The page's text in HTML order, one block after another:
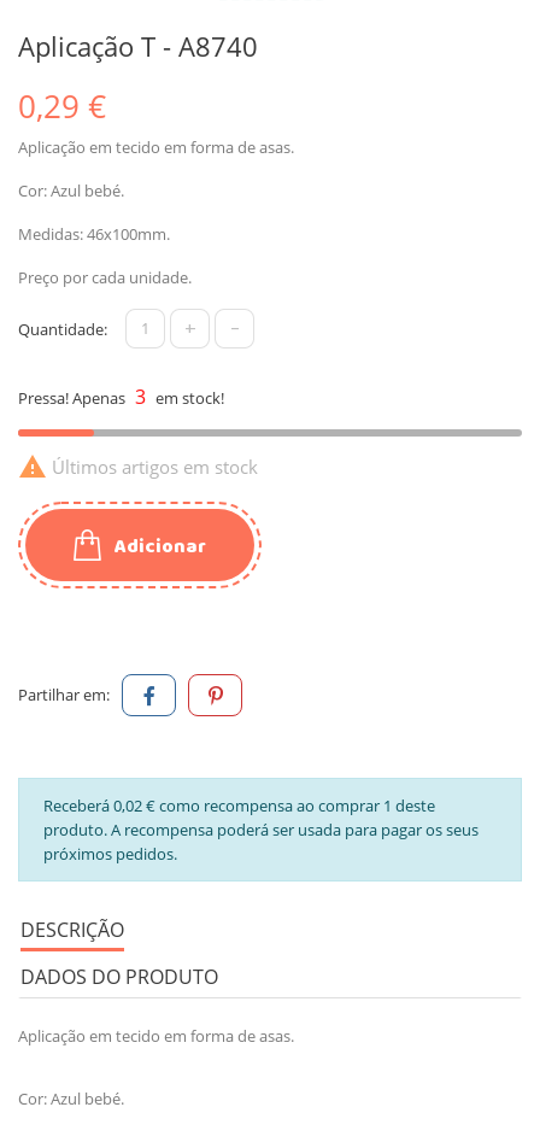
Aplicação T - A8740
0,29 €
Aplicação em tecido em forma de asas.
Cor: Azul bebé.
Medidas: 46x100mm.
Preço por cada unidade.
Quantidade: + -
Pressa! Apenas 3 em stock!
 Últimos artigos em stock
Adicionar
Partilhar em:
Receberá 0,02 € como recompensa ao comprar 1 deste
produto. A recompensa poderá ser usada para pagar os seus
próximos pedidos.
DESCRIÇÃO
DADOS DO PRODUTO
Aplicação em tecido em forma de asas.
Cor: Azul bebé.